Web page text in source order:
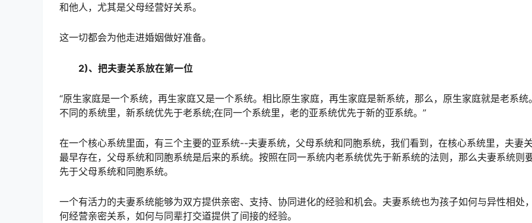
和他人，尤其是父母经营好关系。
这一切都会为他走进婚姻做好准备。
2)、把夫妻关系放在第一位
“原生家庭是一个系统，再生家庭又是一个系统。相比原生家庭，再生家庭是新系统，那么，原生家庭就是老系统
不同的系统里，新系统优先于老系统;在同一个系统里，老的亚系统优先于新的亚系统。”
在一个核心系统里面，有三个主要的亚系统--夫妻系统，父母系统和同胞系统，我们看到，在核心系统里，夫妻
最早存在，父母系统和同胞系统是后来的系统。按照在同一系统内老系统优先于新系统的法则，那么夫妻系统则
先于父母系统和同胞系统。
一个有活力的夫妻系统能够为双方提供亲密、支持、协同进化的经验和机会。夫妻系统也为孩子如何与异性相处
何经营亲密关系，如何与同辈打交道提供了间接的经验。